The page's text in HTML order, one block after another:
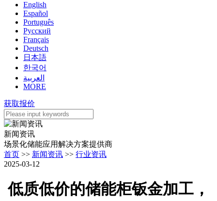
English
Español
Português
Pусский
Français
Deutsch
日本語
한국어
العربية
MORE
获取报价
新闻资讯
场景化储能应用解决方案提供商
首页 >> 新闻资讯 >> 行业资讯
2025-03-12
低质低价的储能柜钣金加工，